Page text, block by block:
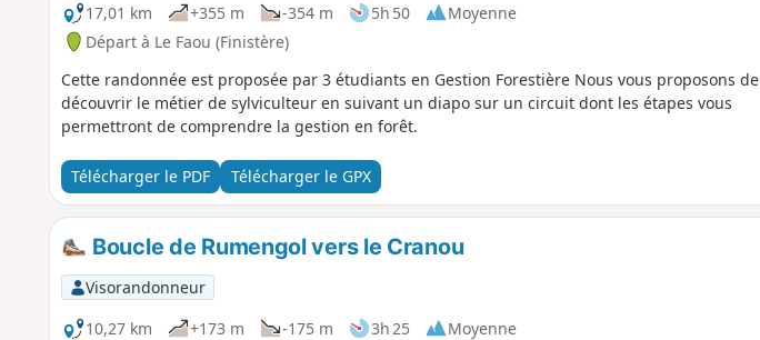
17,01 km
+355 m -354 m 5h 50
Moyenne
Départ à Le Faou (Finistère)
Cette randonnée est proposée par 3 étudiants en Gestion Forestière Nous vous proposons de
découvrir le métier de sylviculteur en suivant un diapo sur un circuit dont les étapes vous
permettront de comprendre la gestion en forêt.
Télécharger le PDF Télécharger le GPX
Boucle de Rumengol vers le Cranou
Visorandonneur
10,27 km
+173 m -175 m 3h 25
Moyenne